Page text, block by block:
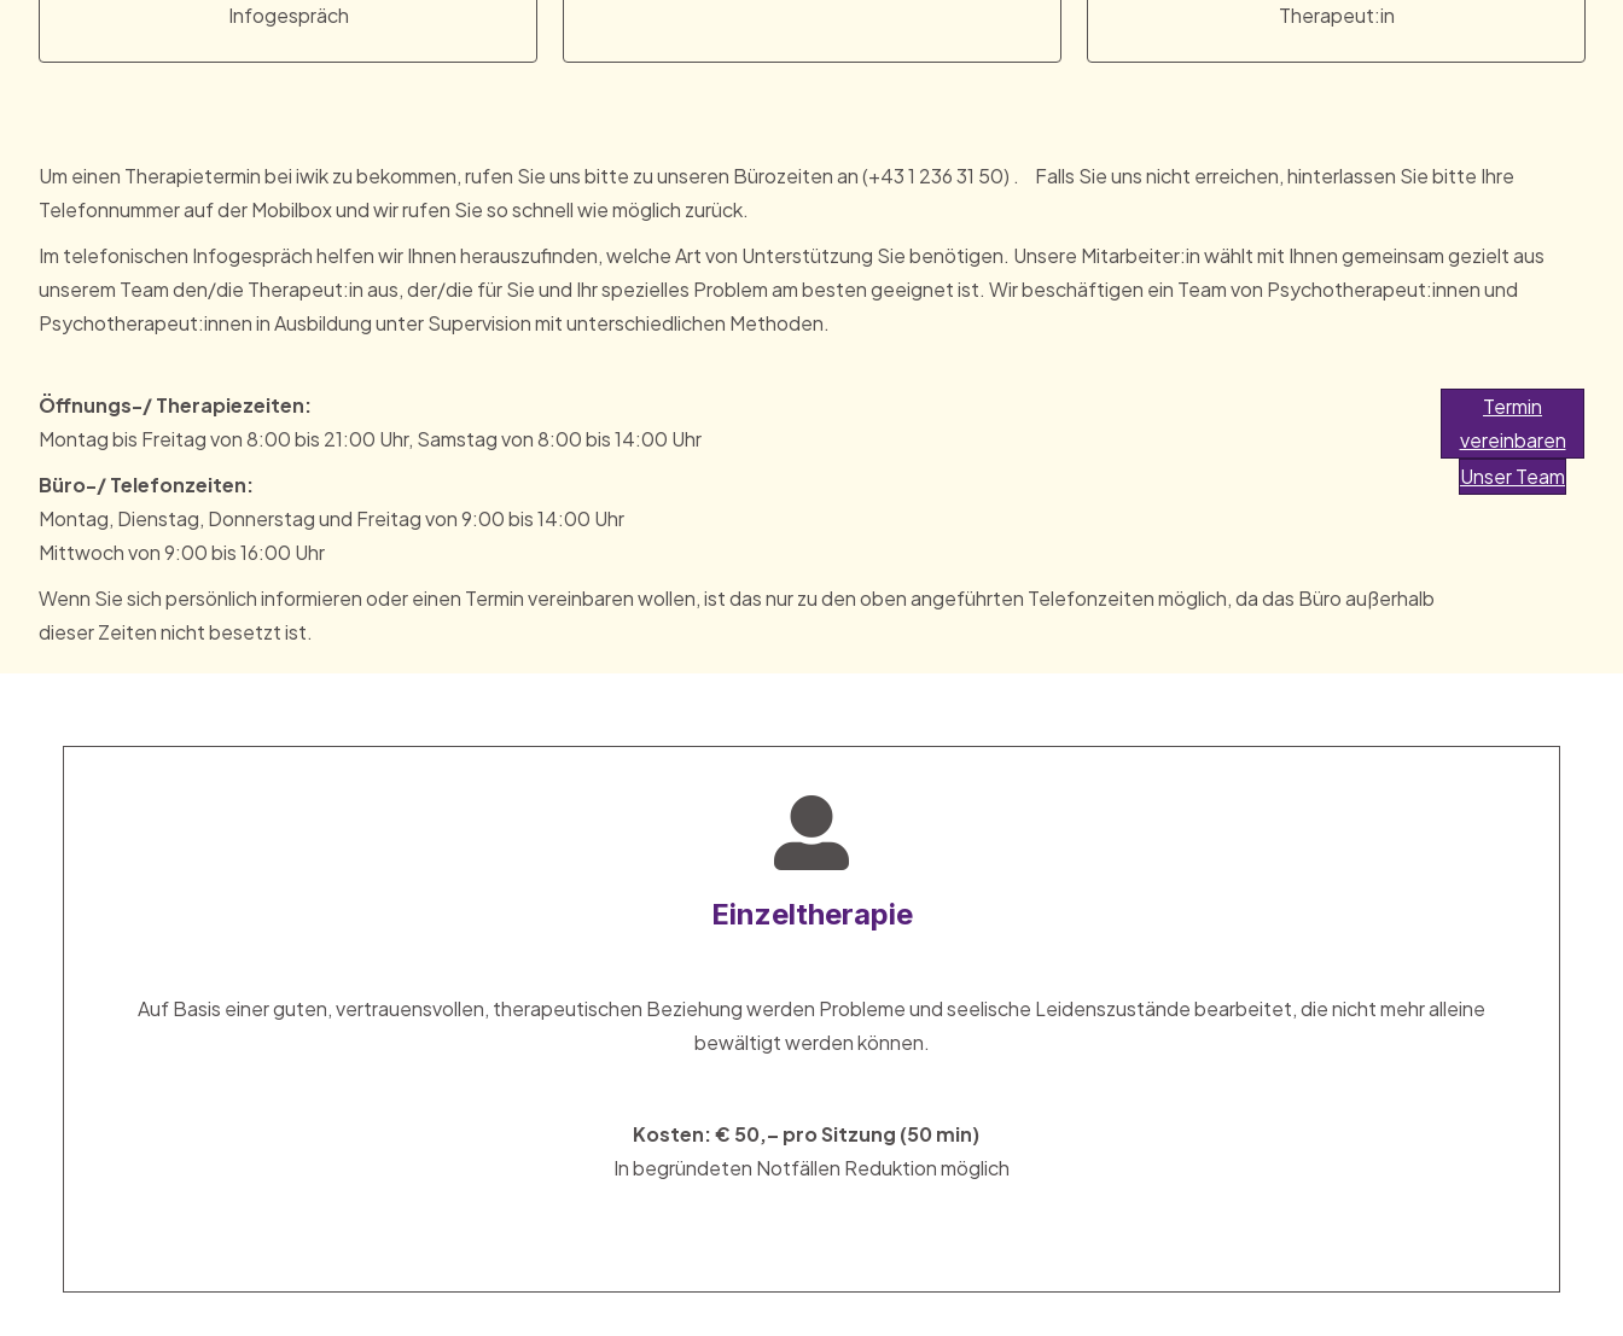
Infogespräch
Therapeut:in
Um einen Therapietermin bei iwik zu bekommen, rufen Sie uns bitte zu unseren Bürozeiten an (+43 1 236 31 50) . Falls Sie uns nicht erreichen, hinterlassen Sie bitte Ihre
Telefonnummer auf der Mobilbox und wir rufen Sie so schnell wie möglich zurück.
Im telefonischen Infogespräch helfen wir Ihnen herauszufinden, welche Art von Unterstützung Sie benötigen. Unsere Mitarbeiter:in wählt mit Ihnen gemeinsam gezielt aus
unserem Team den/die Therapeut:in aus, der/die für Sie und Ihr spezielles Problem am besten geeignet ist. Wir beschäftigen ein Team von Psychotherapeut:innen und
Psychotherapeut:innen in Ausbildung unter Supervision mit unterschiedlichen Methoden.
Öffnungs-/ Therapiezeiten:
Montag bis Freitag von 8:00 bis 21:00 Uhr, Samstag von 8:00 bis 14:00 Uhr
Büro-/ Telefonzeiten:
Montag, Dienstag, Donnerstag und Freitag von 9:00 bis 14:00 Uhr
Mittwoch von 9:00 bis 16:00 Uhr
Wenn Sie sich persönlich informieren oder einen Termin vereinbaren wollen, ist das nur zu den oben angeführten Telefonzeiten möglich, da das Büro außerhalb
dieser Zeiten nicht besetzt ist.
Termin
vereinbaren
Unser Team
Einzeltherapie
Auf Basis einer guten, vertrauensvollen, therapeutischen Beziehung werden Probleme und seelische Leidenszustände bearbeitet, die nicht mehr alleine
bewältigt werden können.
Kosten: € 50,– pro Sitzung (50 min)
In begründeten Notfällen Reduktion möglich